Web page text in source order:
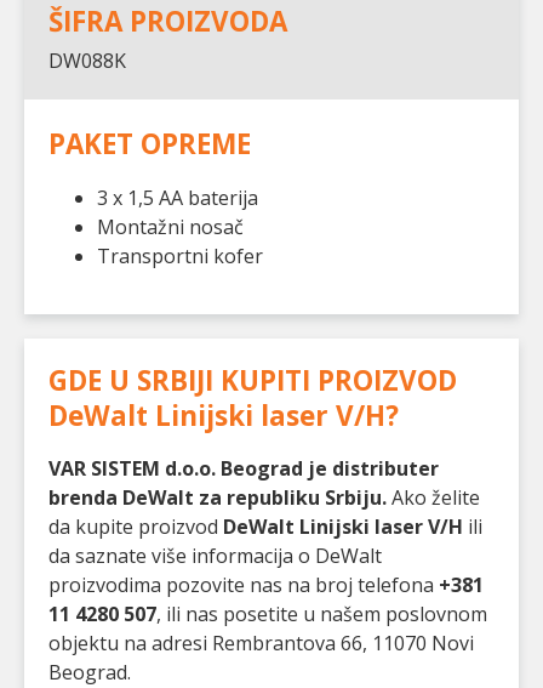
ŠIFRA PROIZVODA
DW088K
PAKET OPREME
3 x 1,5 AA baterija
Montažni nosač
Transportni kofer
GDE U SRBIJI KUPITI PROIZVOD
DeWalt Linijski laser V/H?
VAR SISTEM d.o.o. Beograd je distributer
brenda DeWalt za republiku Srbiju.Ako želite
da kupite proizvod DeWalt Linijski laser V/H ili
da saznate više informacija o DeWalt
proizvodima pozovite nas na broj telefona +381
11 4280 507, ili nas posetite u našem poslovnom
objektu na adresi Rembrantova 66, 11070 Novi
Beograd.